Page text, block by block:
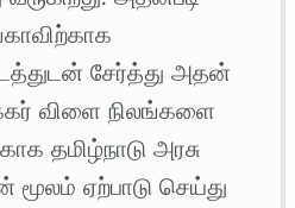
சேர்த்து அதன்
விளை நிலங்களை
தமிழ்நாடு அரசு
மூலம் ஏற்பாடு செய்து